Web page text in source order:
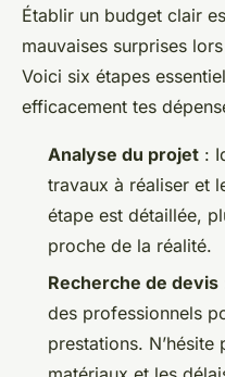
Établir un budget clair
mauvaises surprises
Voici six étapes
efficacement tes
Analyse du projet :
travaux à réaliser et
étape est détaillée,
proche de la réalité.
Recherche de devis
des professionnels
prestations.